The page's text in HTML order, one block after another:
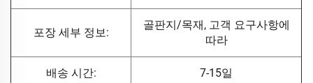
포장 세부 정보:
골판지/목재, 고객 요구사항에
따라
배송 시간: 7-15일